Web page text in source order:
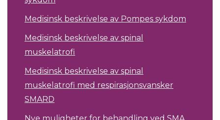
Medisinsk beskrivelse av Pompes sykdom
Medisinsk beskrivelse av spinal
muskelatrofi
Medisinsk beskrivelse av spinal
muskelatrofi med respirasjonsvansker
SMARD